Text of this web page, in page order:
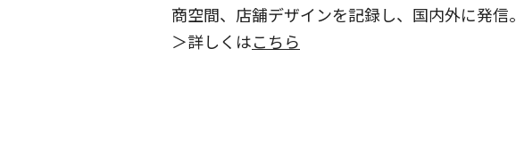
商空間、店舗デザインを記録し、国内外に発信。
＞詳しくはこちら